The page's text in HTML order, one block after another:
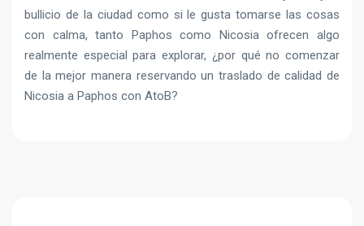
bullicio de la ciudad como si le gusta tomarse las cosas
con calma, tanto Paphos como Nicosia ofrecen algo
realmente especial para explorar, ¿por qué no comenzar
de la mejor manera reservando un traslado de calidad de
Nicosia a Paphos con AtoB?